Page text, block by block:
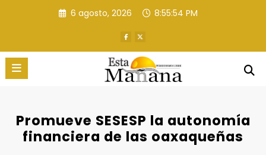
6 agosto, 2026 8:55:55 PM
Promueve SESESP la autonomía
financiera de las oaxaqueñas